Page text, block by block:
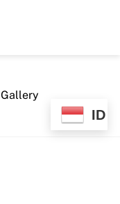
Gallery
ID